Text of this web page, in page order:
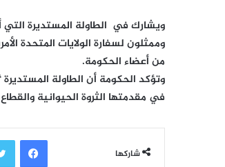
ويشارك في الطاولة المستديرة التي
وممثلون لسفارة الولايات المتحدة
من أعضاء الحكومة.
وتؤكد الحكومة أن الطاولة
في مقدمتها الثروة الحيوانية
شاركها
فيسبوك